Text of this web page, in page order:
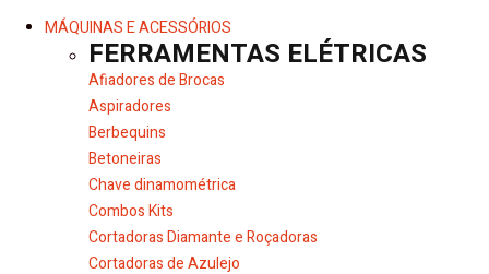
MÁQUINAS E ACESSÓRIOS
FERRAMENTAS ELÉTRICAS
Afiadores de Brocas
Aspiradores
Berbequins
Betoneiras
Chave dinamométrica
Combos Kits
Cortadoras Diamante e Roçadoras
Cortadoras de Azulejo